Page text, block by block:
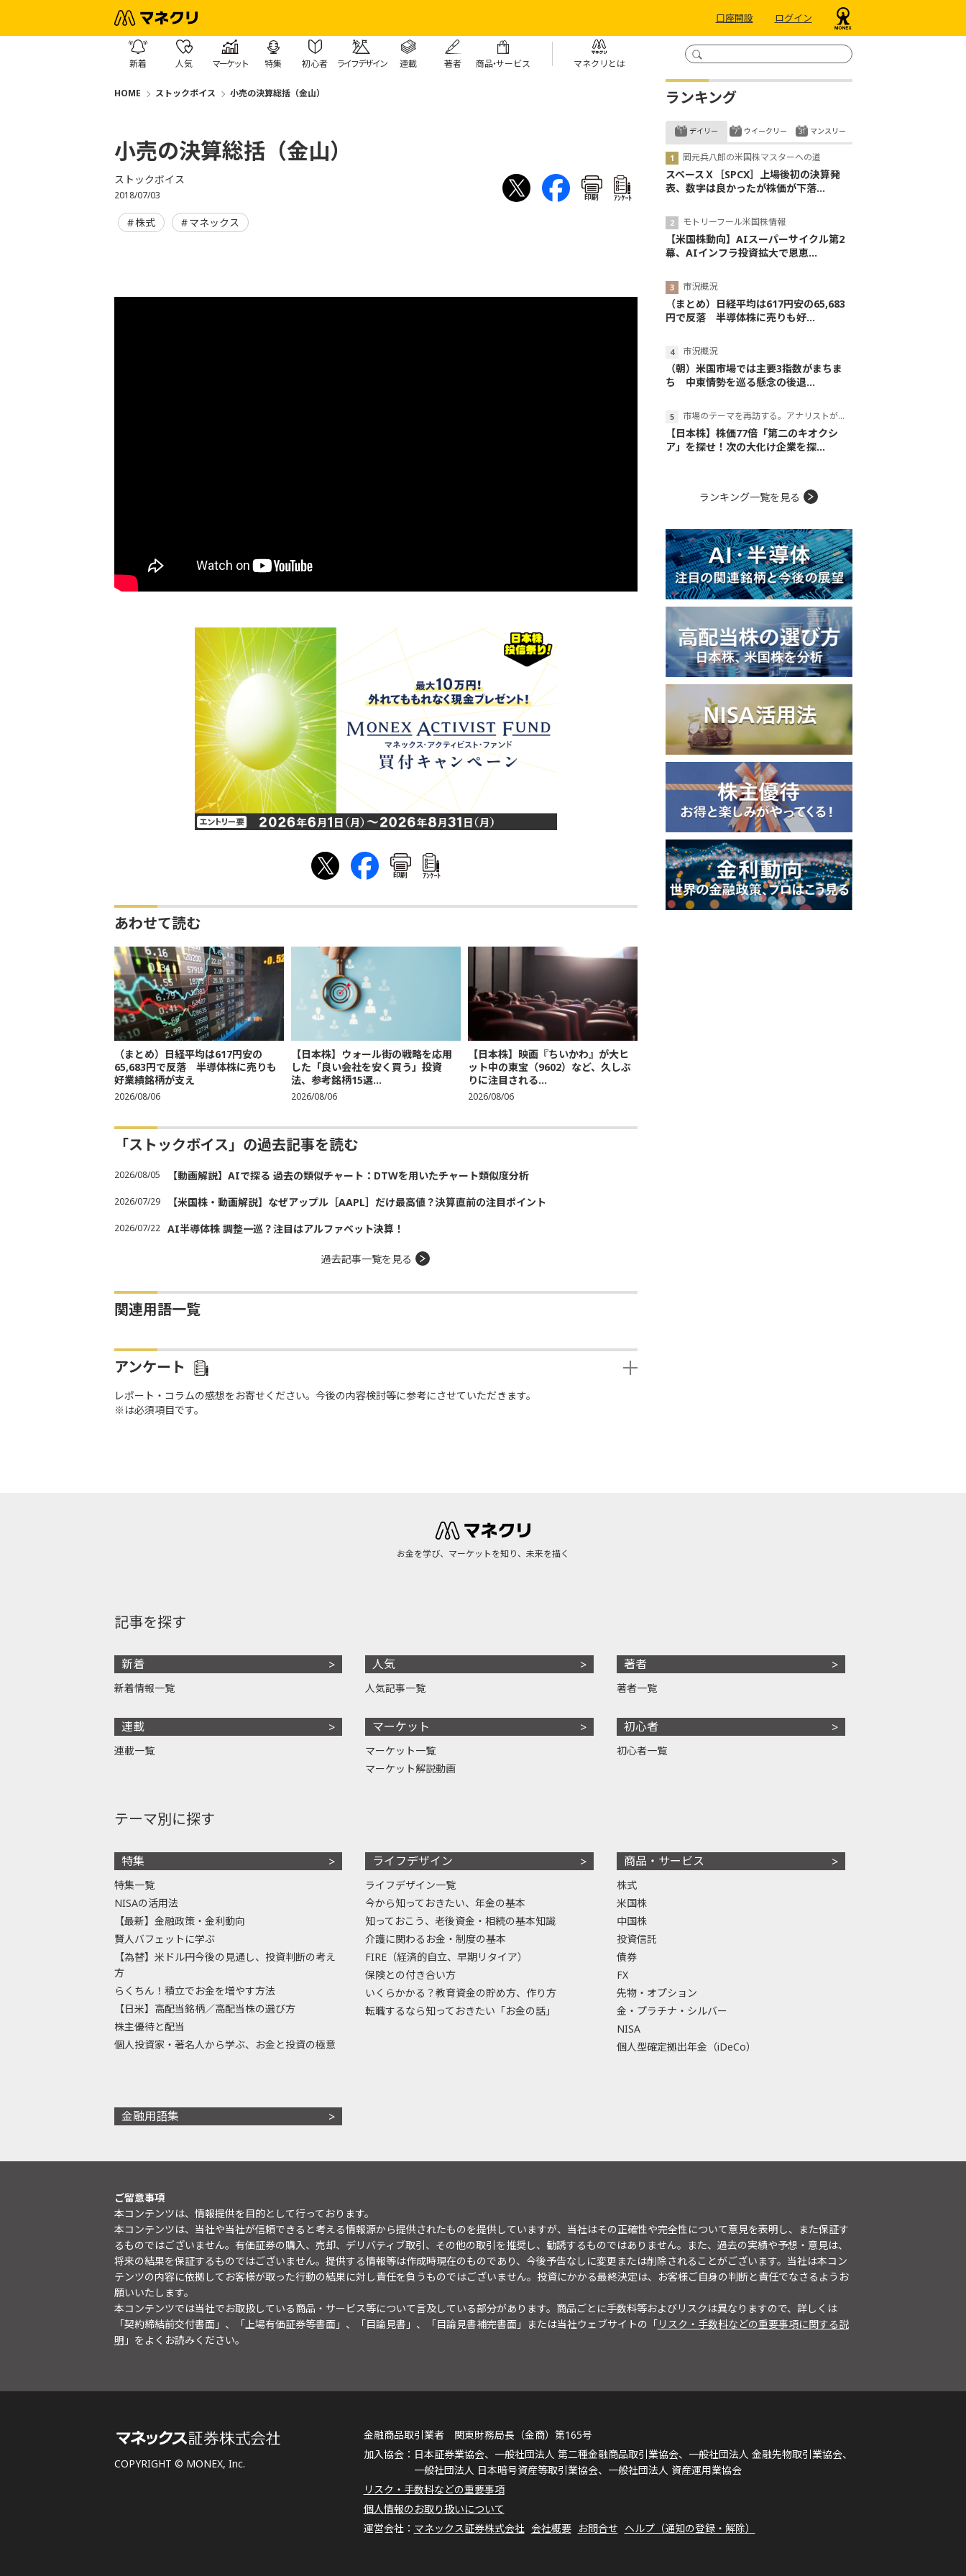
口座開設 ログイン
新着 人気 マーケット 特集 初心者 ライフデザイン 連載 著者 商品・サービス マネクリとは
HOME ストックボイス 小売の決算総括（金山）
小売の決算総括（金山）
ストックボイス
2018/07/03 印刷 ｱﾝｹｰﾄ
株式 マネックス
印刷 ｱﾝｹｰﾄ
あわせて読む
（まとめ）日経平均は617円安の
65,683円で反落 半導体株に売りも
好業績銘柄が支え
2026/08/06
【日本株】ウォール街の戦略を応用
した「良い会社を安く買う」投資
法、参考銘柄15選...
2026/08/06
【日本株】映画『ちいかわ』が大ヒ
ット中の東宝（9602）など、久しぶ
りに注目される...
2026/08/06
「ストックボイス」の過去記事を読む
2026/08/05 【動画解説】AIで探る 過去の類似チャート：DTWを用いたチャート類似度分析
2026/07/29 【米国株・動画解説】なぜアップル［AAPL］だけ最高値？決算直前の注目ポイント
2026/07/22 AI半導体株 調整一巡？注目はアルファベット決算！
過去記事一覧を見る
関連用語一覧
アンケート
レポート・コラムの感想をお寄せください。今後の内容検討等に参考にさせていただきます。
※は必須項目です。
ランキング
デイリー
岡元兵八郎の米国株マスターへの道
スペースＸ［SPCX］上場後初の決算発
表、数字は良かったが株価が下落...
モトリーフール米国株情報
【米国株動向】AIスーパーサイクル第2
幕、AIインフラ投資拡大で恩恵...
市況概況
（まとめ）日経平均は617円安の65,683
円で反落 半導体株に売りも好...
市況概況
（朝）米国市場では主要3指数がまちま
ち 中東情勢を巡る懸念の後退...
市場のテーマを再訪する。アナリストが読み解くテーマの本質
【日本株】株価77倍「第二のキオクシ
ア」を探せ！次の大化け企業を探...
ウイークリー マンスリー
ランキング一覧を見る
お金を学び、マーケットを知り、未来を描く
記事を探す
新着
新着情報一覧
連載
連載一覧
人気
人気記事一覧
マーケット
マーケット一覧
マーケット解説動画
著者
著者一覧
初心者
初心者一覧
テーマ別に探す
特集
特集一覧
NISAの活用法
【最新】金融政策・金利動向
賢人バフェットに学ぶ
【為替】米ドル円今後の見通し、投資判断の考え
方
らくちん！積立でお金を増やす方法
【日米】高配当銘柄／高配当株の選び方
株主優待と配当
個人投資家・著名人から学ぶ、お金と投資の極意
ライフデザイン
ライフデザイン一覧
今から知っておきたい、年金の基本
知っておこう、老後資金・相続の基本知識
介護に関わるお金・制度の基本
FIRE（経済的自立、早期リタイア）
保険との付き合い方
いくらかかる？教育資金の貯め方、作り方
転職するなら知っておきたい「お金の話」
商品・サービス
株式
米国株
中国株
投資信託
債券
FX
先物・オプション
金・プラチナ・シルバー
NISA
個人型確定拠出年金（iDeCo）
金融用語集
ご留意事項
本コンテンツは、情報提供を目的として行っております。
本コンテンツは、当社や当社が信頼できると考える情報源から提供されたものを提供していますが、当社はその正確性や完全性について意見を表明し、また保証す
るものではございません。有価証券の購入、売却、デリバティブ取引、その他の取引を推奨し、勧誘するものではありません。また、過去の実績や予想・意見は、
将来の結果を保証するものではございません。提供する情報等は作成時現在のものであり、今後予告なしに変更または削除されることがございます。当社は本コン
テンツの内容に依拠してお客様が取った行動の結果に対し責任を負うものではございません。投資にかかる最終決定は、お客様ご自身の判断と責任でなさるようお
願いいたします。
本コンテンツでは当社でお取扱している商品・サービス等について言及している部分があります。商品ごとに手数料等およびリスクは異なりますので、詳しくは
「契約締結前交付書面」、「上場有価証券等書面」、「目論見書」、「目論見書補完書面」または当社ウェブサイトの「リスク・手数料などの重要事項に関する説
明 」をよくお読みください。
COPYRIGHT © MONEX, Inc.
金融商品取引業者 関東財務局長（金商）第165号
日本証券業協会、一般社団法人 第二種金融商品取引業協会、一般社団法人 金融先物取引業協会、
一般社団法人 日本暗号資産等取引業協会、一般社団法人 資産運用業協会
リスク・手数料などの重要事項
個人情報のお取り扱いについて
マネックス証券株式会社 会社概要 お問合せ ヘルプ（通知の登録・解除）